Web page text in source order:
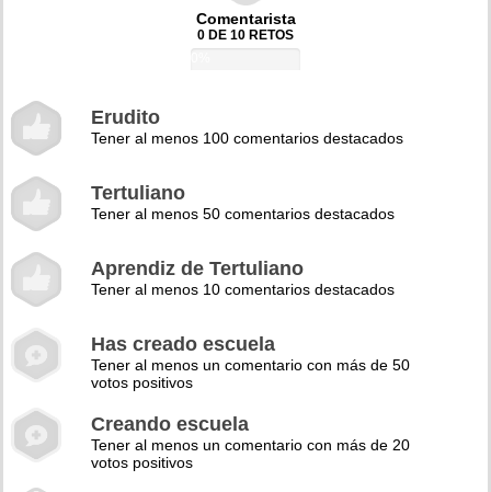
Comentarista
0 DE 10 RETOS
Erudito
Tener al menos 100 comentarios destacados
Tertuliano
Tener al menos 50 comentarios destacados
Aprendiz de Tertuliano
Tener al menos 10 comentarios destacados
Has creado escuela
Tener al menos un comentario con más de 50
votos positivos
Creando escuela
Tener al menos un comentario con más de 20
votos positivos